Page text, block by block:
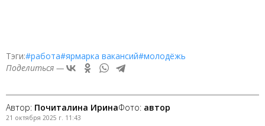
Тэги:#работа#ярмарка вакансий#молодёжь
Поделиться —
Автор: Почиталина ИринаФото: автор
21 октября 2025 г. 11:43